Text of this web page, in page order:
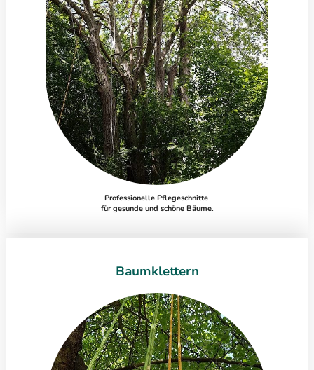
Professionelle Pflegeschnitte
für gesunde und schöne Bäume.
Baumklettern